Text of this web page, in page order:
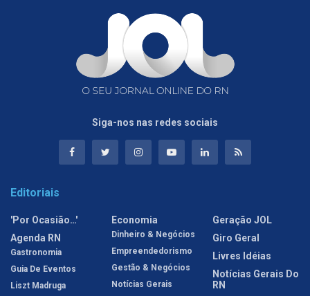
Siga-nos nas redes sociais
Editoriais
'Por Ocasião…'
Agenda RN
Gastronomia
Guia De Eventos
Liszt Madruga
Economia
Dinheiro & Negócios
Empreendedorismo
Gestão & Negócios
Notícias Gerais
Geração JOL
Giro Geral
Livres Idéias
Notícias Gerais Do
RN